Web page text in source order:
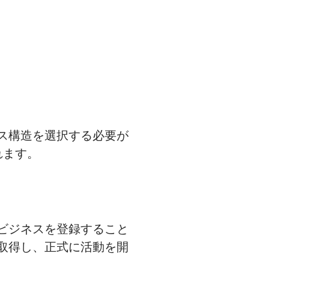
構造を選択する必要が
す。
ジネスを登録すること
得し、正式に活動を開